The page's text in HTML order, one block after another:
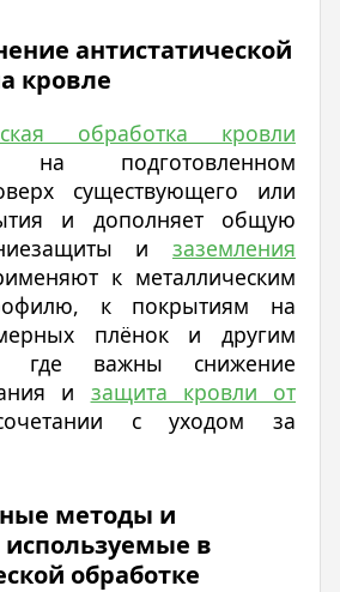
антистатической
кровле
обработка кровли
на подготовленном
существующего или
и дополняет общую
и заземления
к металлическим
к покрытиям на
плёнок и другим
где важны снижение
и защита кровли от
с уходом за
методы и
в
обработке